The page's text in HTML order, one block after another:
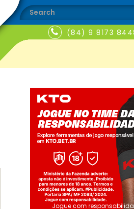
(84) 9 8173
Jogue com